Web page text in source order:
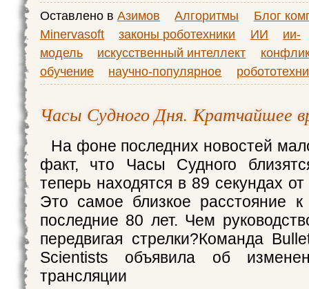
Оставлено в Азимов Алгоритмы
Блог
Minervasoft
законы роботехники ИИ
ии-
модель
искусственный интеллект
обучение
научно-популярное
Часы Судного Дня. Кратчайшее
На фоне последних новостей
факт, что Часы Судного
теперь находятся в 89 секундах
Это самое близкое расстояние к
последние 80 лет. Чем
передвигая стрелки?Команда
Scientists объявила об
трансляции